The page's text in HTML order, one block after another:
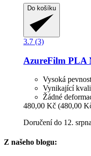
Do košíku
3.7 (3)
AzureFilm PLA
Vysoká pevnost
Vynikající
Žádné
480,00 Kč (480,00
Doručení do 12. srpna
Z našeho blogu: